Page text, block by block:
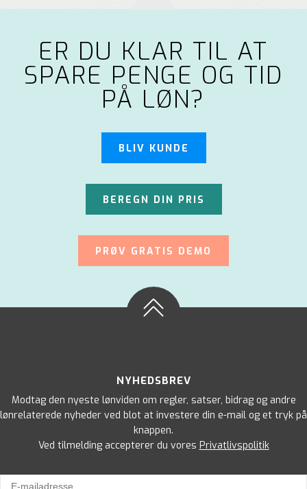
ER DU KLAR TIL AT
SPARE PENGE OG TID
PÅ LØN?
BLIV KUNDE
BEREGN DIN PRIS
PRØV GRATIS DEMO
NYHEDSBREV
Modtag den nyeste lønviden om regler, satser, bidrag og andre
lønrelaterede nyheder ved blot at investere din e-mail og et tryk på
knappen.
Ved tilmelding accepterer du vores Privatlivspolitik